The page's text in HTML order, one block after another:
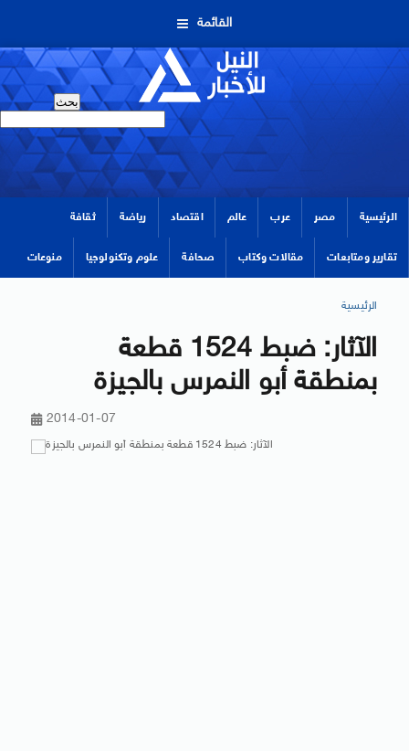
القائمة
الرئيسية مصر عرب عالم اقتصاد رياضة ثقافة
تقارير ومتابعات مقالات وكتاب صحافة علوم وتكنولوجيا منوعات
الرئيسية
الآثار: ضبط 1524 قطعة
بمنطقة أبو النمرس بالجيزة
2014-01-07